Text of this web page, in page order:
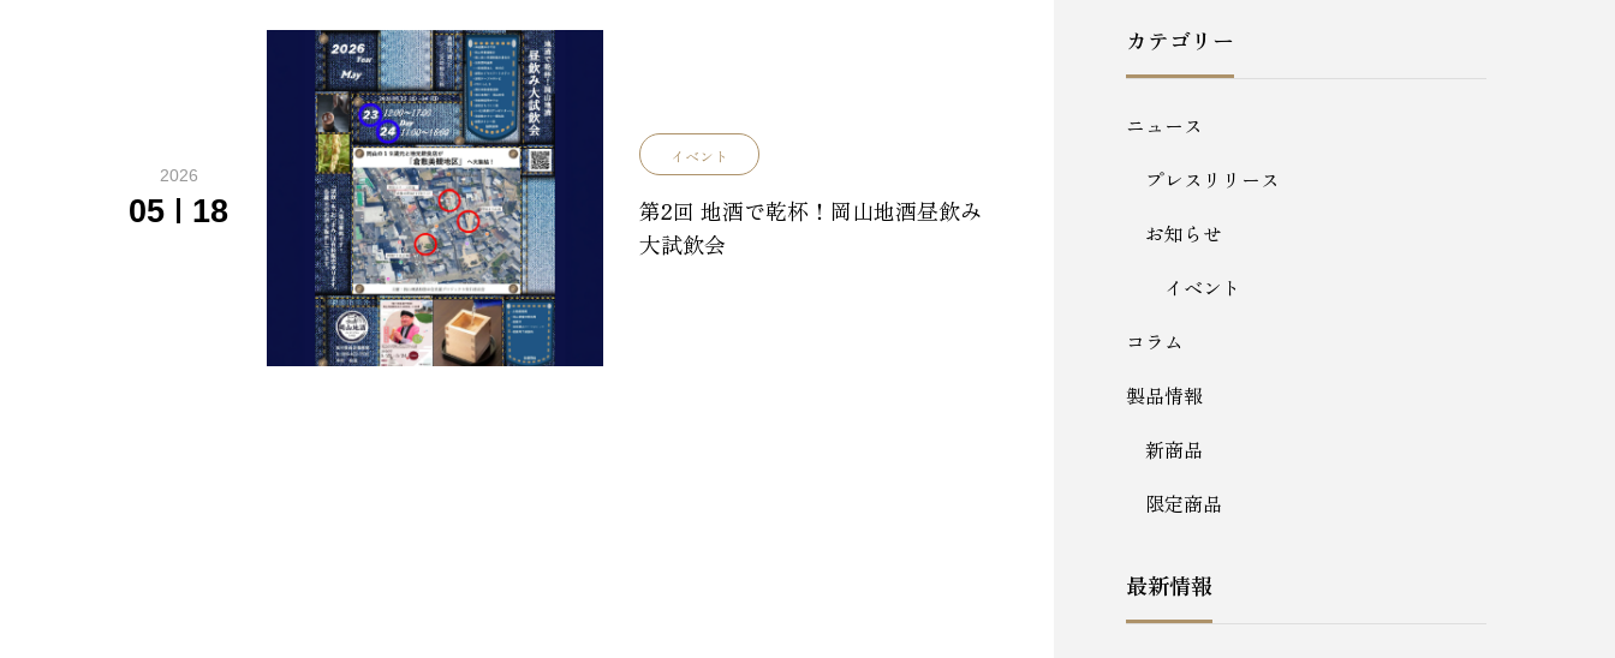
2026
05 18
イベント
第2回 地酒で乾杯！岡山地酒昼飲み
大試飲会
カテゴリー
ニュース
プレスリリース
お知らせ
イベント
コラム
製品情報
新商品
限定商品
最新情報